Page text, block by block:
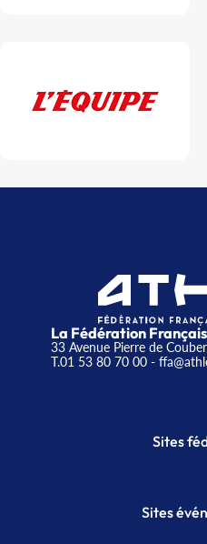
La Fédération
33 Avenue Pierre de
T.01 53 80 70 00-
Sites
Sites